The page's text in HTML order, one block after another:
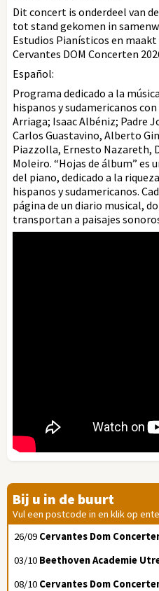
Dit concert is onderdeel van
tot stand gekomen in
Estudios Pianísticos en maakt
Cervantes DOM Concerten
Español:
Programa dedicado a la
hispanos y sudamericanos
Arriaga; Isaac Albéniz; Padre
Carlos Guastavino, Alberto
Piazzolla, Ernesto Nazareth,
Moleiro. “Hojas de álbum” es
del piano, dedicado a la
hispanos y sudamericanos.
página de un diario musical,
transportan a paisajes
Bij u in de buurt
Vul een postcode in en klik op
26/09 Cervantes Dom
03/10 Beethoven Academie
08/10 Cervantes Dom